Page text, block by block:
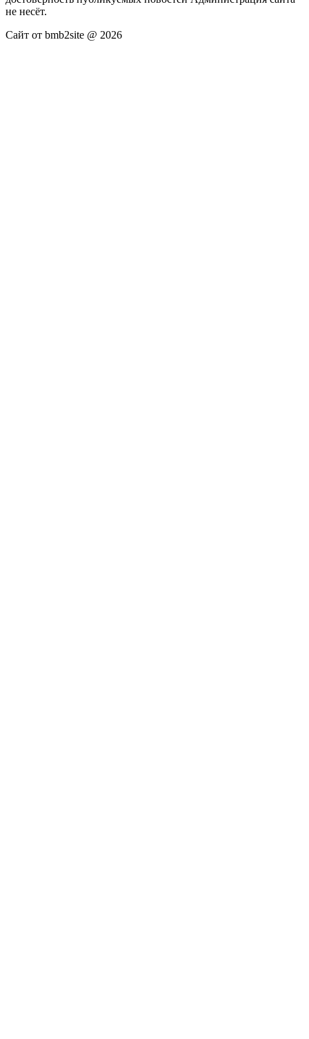
не несёт.
Сайт от bmb2site @ 2026